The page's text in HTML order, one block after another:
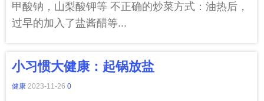
甲酸钠，山梨酸钾等 不正确的炒菜方式：油热后，
过早的加入了盐酱醋等...
小习惯大健康：起锅放盐
健康 2023-11-26 0